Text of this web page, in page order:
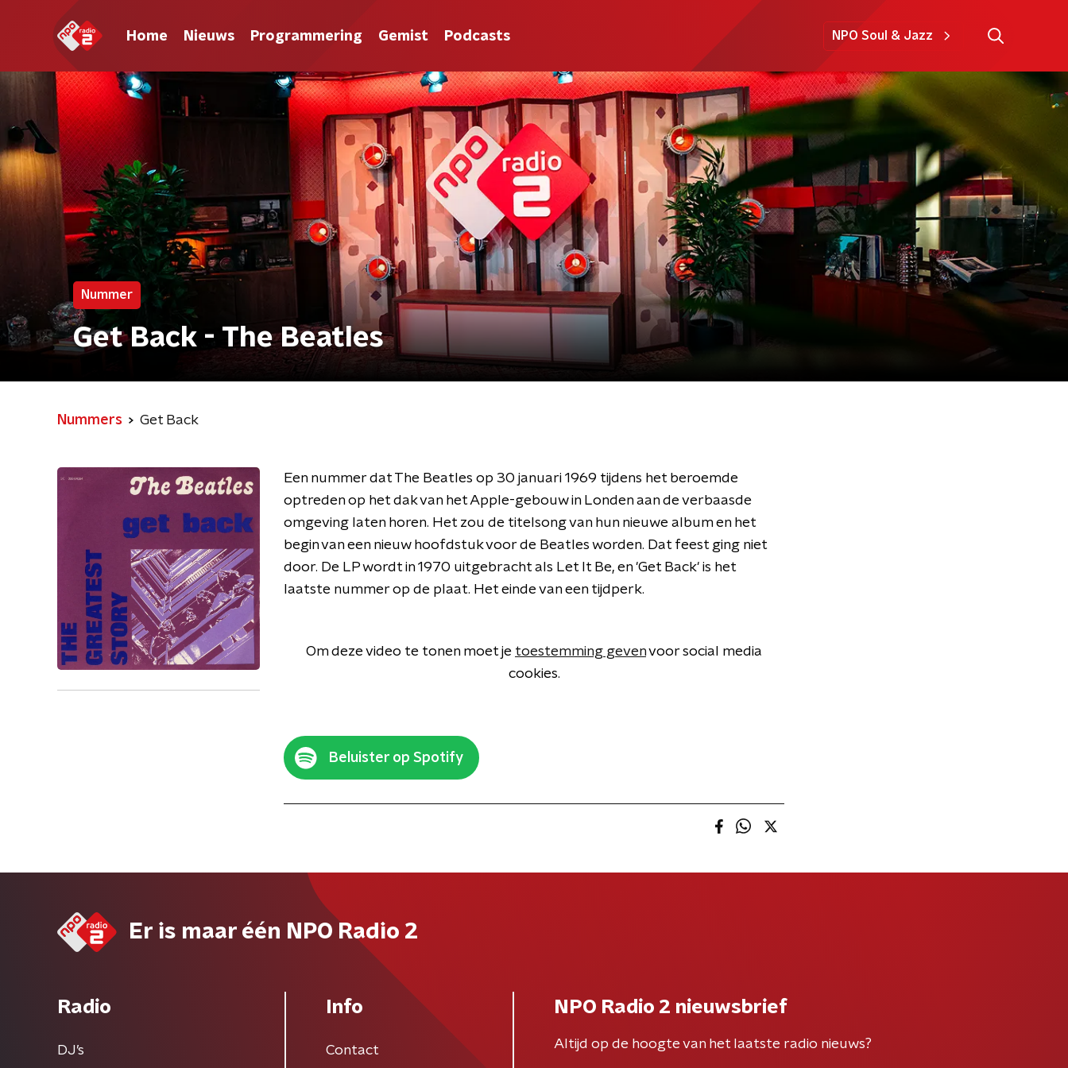
Home Nieuws Programmering Gemist Podcasts NPO Soul & Jazz
Nummer
Get Back - The Beatles
Nummers Get Back
Een nummer dat The Beatles op 30 januari 1969 tijdens het beroemde
optreden op het dak van het Apple-gebouw in Londen aan de verbaasde
omgeving laten horen. Het zou de titelsong van hun nieuwe album en het
begin van een nieuw hoofdstuk voor de Beatles worden. Dat feest ging niet
door. De LP wordt in 1970 uitgebracht als Let It Be, en 'Get Back' is het
laatste nummer op de plaat. Het einde van een tijdperk.
Om deze video te tonen moet je toestemming gevenvoor social media
cookies.
Beluister op Spotify
Er is maar één NPO Radio 2
Radio
DJ’s
Info
Contact
NPO Radio 2 nieuwsbrief
Altijd op de hoogte van het laatste radio nieuws?